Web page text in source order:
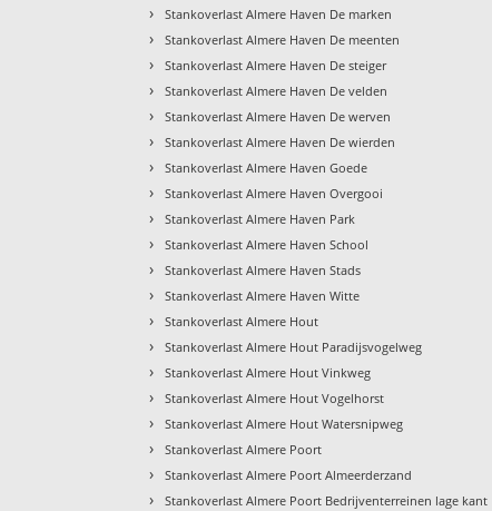
› Stankoverlast Almere Haven De marken
› Stankoverlast Almere Haven De meenten
› Stankoverlast Almere Haven De steiger
› Stankoverlast Almere Haven De velden
› Stankoverlast Almere Haven De werven
› Stankoverlast Almere Haven De wierden
› Stankoverlast Almere Haven Goede
› Stankoverlast Almere Haven Overgooi
› Stankoverlast Almere Haven Park
› Stankoverlast Almere Haven School
› Stankoverlast Almere Haven Stads
› Stankoverlast Almere Haven Witte
› Stankoverlast Almere Hout
› Stankoverlast Almere Hout Paradijsvogelweg
› Stankoverlast Almere Hout Vinkweg
› Stankoverlast Almere Hout Vogelhorst
› Stankoverlast Almere Hout Watersnipweg
› Stankoverlast Almere Poort
› Stankoverlast Almere Poort Almeerderzand
› Stankoverlast Almere Poort Bedrijventerreinen lage kant